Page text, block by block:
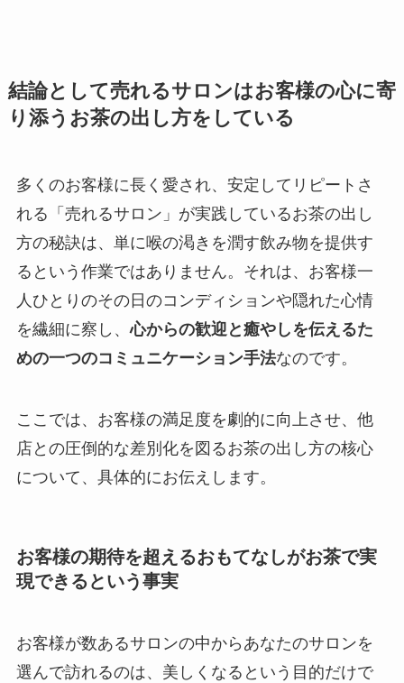
結論として売れるサロンはお客様の心に寄
り添うお茶の出し方をしている
多くのお客様に長く愛され、安定してリピートさ
れる「売れるサロン」が実践しているお茶の出し
方の秘訣は、単に喉の渇きを潤す飲み物を提供す
るという作業ではありません。それは、お客様一
人ひとりのその日のコンディションや隠れた心情
を繊細に察し、心からの歓迎と癒やしを伝えるた
めの一つのコミュニケーション手法なのです。
ここでは、お客様の満足度を劇的に向上させ、他
店との圧倒的な差別化を図るお茶の出し方の核心
について、具体的にお伝えします。
お客様の期待を超えるおもてなしがお茶で実
現できるという事実
お客様が数あるサロンの中からあなたのサロンを
選んで訪れるのは、美しくなるという目的だけで